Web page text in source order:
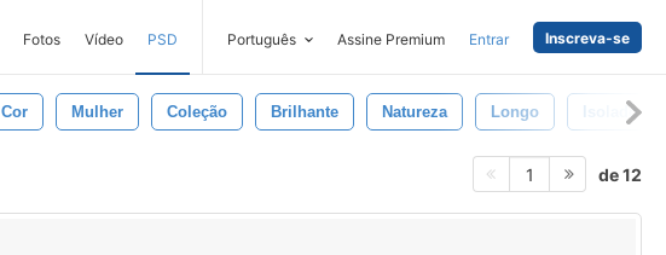
Fotos Vídeo PSD Português Assine Premium Entrar Inscreva-se
Cor Mulher Coleção Brilhante Natureza Longo Isolado
1 de 12